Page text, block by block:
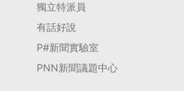
獨立特派員
有話好說
P#新聞實驗室
PNN新聞議題中心